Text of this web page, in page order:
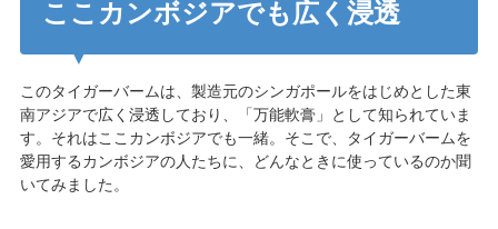
ここカンボジアでも広く浸透
このタイガーバームは、製造元のシンガポールをはじめとした東
南アジアで広く浸透しており、「万能軟膏」として知られていま
す。それはここカンボジアでも一緒。そこで、タイガーバームを
愛用するカンボジアの人たちに、どんなときに使っているのか聞
いてみました。